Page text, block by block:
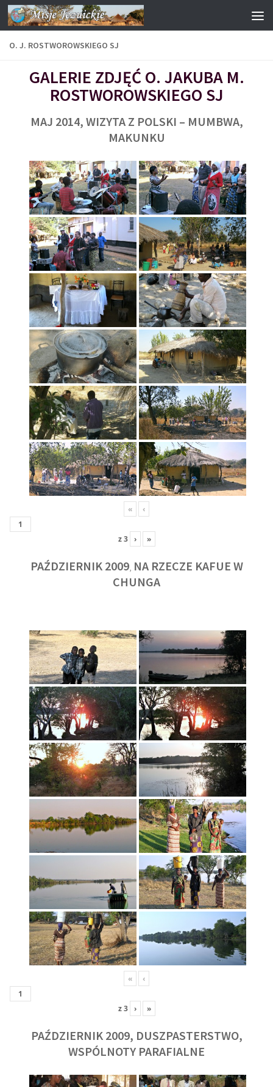
Przejdź do treści
O. J. ROSTWOROWSKIEGO SJ
GALERIE ZDJĘĆ O. JAKUBA M.
ROSTWOROWSKIEGO SJ
MAJ 2014, WIZYTA Z POLSKI – MUMBWA,
MAKUNKU
« ‹
z3 › »
PAŹDZIERNIK 2009, NA RZECZE KAFUE W
CHUNGA
« ‹
z3 › »
PAŹDZIERNIK 2009, DUSZPASTERSTWO,
WSPÓLNOTY PARAFIALNE